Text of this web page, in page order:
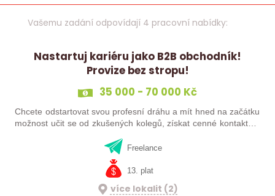
Vašemu zadání odpovídají 4 pracovní nabídky:
Nastartuj kariéru jako B2B obchodník!
Provize bez stropu!
35 000 - 70 000 Kč
Chcete odstartovat svou profesní dráhu a mít hned na začátku
možnost učit se od zkušených kolegů, získat cenné kontakty a
kancelářích uprostřed…
Freelance
13. plat
více lokalit (2)